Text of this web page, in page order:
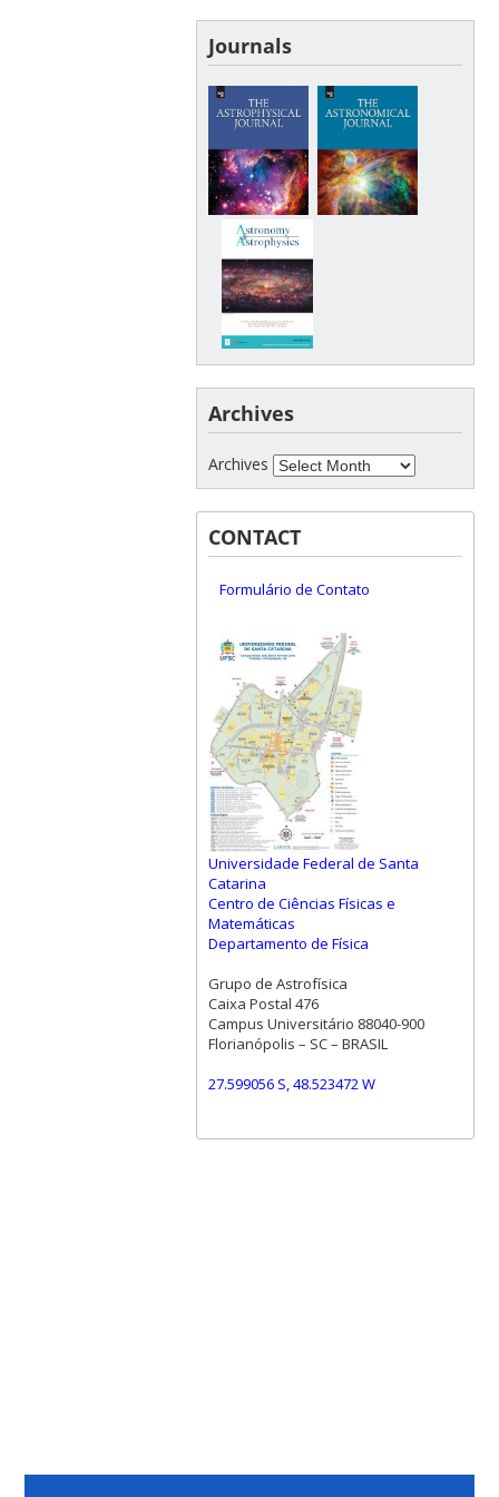
Journals
Archives
Archives
CONTACT
Formulário de Contato
Universidade Federal de Santa
Catarina
Centro de Ciências Físicas e
Matemáticas
Departamento de Física
Grupo de Astrofísica
Caixa Postal 476
Campus Universitário 88040-900
Florianópolis – SC – BRASIL
27.599056 S, 48.523472 W